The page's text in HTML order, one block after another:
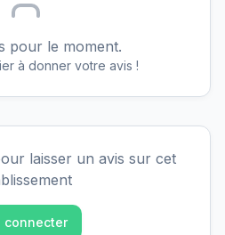
pour le moment.
à donner votre avis !
laisser un avis sur cet
connecter